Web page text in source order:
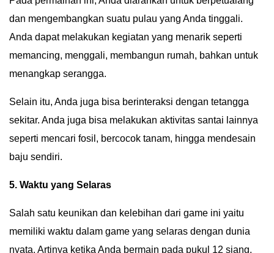
dan mengembangkan suatu pulau yang Anda tinggali.
Anda dapat melakukan kegiatan yang menarik seperti
memancing, menggali, membangun rumah, bahkan untuk
menangkap serangga.
Selain itu, Anda juga bisa berinteraksi dengan tetangga
sekitar. Anda juga bisa melakukan aktivitas santai lainnya
seperti mencari fosil, bercocok tanam, hingga mendesain
baju sendiri.
5. Waktu yang Selaras
Salah satu keunikan dan kelebihan dari game ini yaitu
memiliki waktu dalam game yang selaras dengan dunia
nyata. Artinya ketika Anda bermain pada pukul 12 siang,